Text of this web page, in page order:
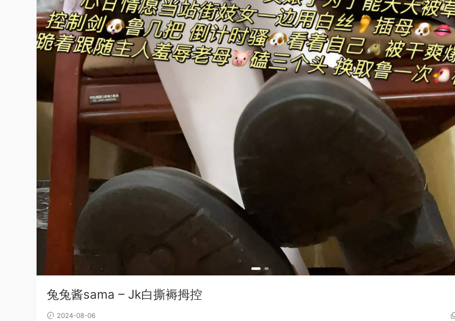
兔兔酱sama – Jk白撕褥拇控
2024-08-06